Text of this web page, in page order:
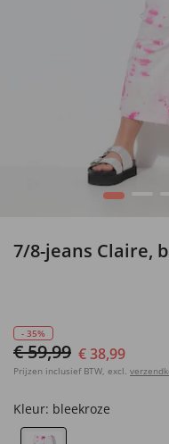
1
7/8-jeans Claire,
- 35%
€ 59,99 € 38,99
Prijzen inclusief BTW, excl.
Kleur: bleekroze